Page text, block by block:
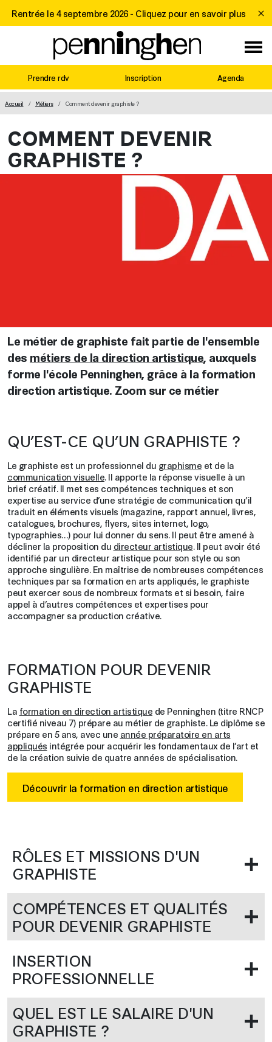
Rentrée le 4 septembre 2026 - Cliquez pour en savoir plus
Prendre rdv Inscription Agenda
MAIN NAVIGATION
Accueil Métiers Comment devenir graphiste ?
COMMENT DEVENIR
GRAPHISTE ?
Le métier de graphiste fait partie de l'ensemble
des métiers de la direction artistique, auxquels
forme l'école Penninghen, grâce à la formation
direction artistique. Zoom sur ce métier
QU’EST-CE QU’UN GRAPHISTE ?
Le graphiste est un professionnel du graphisme et de la
communication visuelle. Il apporte la réponse visuelle à un
brief créatif. Il met ses compétences techniques et son
expertise au service d’une stratégie de communication qu’il
traduit en éléments visuels (magazine, rapport annuel, livres,
catalogues, brochures, flyers, sites internet, logo,
typographies…) pour lui donner du sens. Il peut être amené à
décliner la proposition du directeur artistique. Il peut avoir été
identifié par un directeur artistique pour son style ou son
approche singulière. En maîtrise de nombreuses compétences
techniques par sa formation en arts appliqués, le graphiste
peut exercer sous de nombreux formats et si besoin, faire
appel à d’autres compétences et expertises pour
accompagner sa production créative.
FORMATION POUR DEVENIR
GRAPHISTE
La formation en direction artistique de Penninghen (titre RNCP
certifié niveau 7) prépare au métier de graphiste. Le diplôme se
prépare en 5 ans, avec une année préparatoire en arts
appliqués intégrée pour acquérir les fondamentaux de l’art et
de la création suivie de quatre années de spécialisation.
Découvrir la formation en direction artistique
RÔLES ET MISSIONS D'UN
GRAPHISTE
COMPÉTENCES ET QUALITÉS
POUR DEVENIR GRAPHISTE
INSERTION
PROFESSIONNELLE
QUEL EST LE SALAIRE D'UN
GRAPHISTE ?